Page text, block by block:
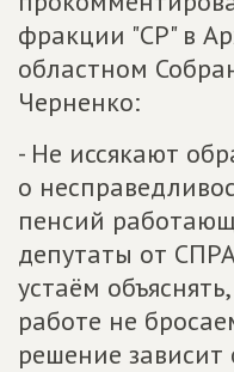
фракции "СР" в
областном
Черненко:
- Не иссякают
о
пенсий
депутаты от
устаём
работе не
решение зависит